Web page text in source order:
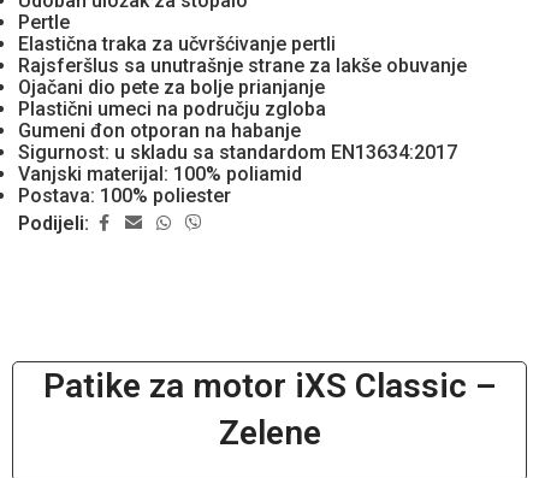
Pertle
Elastična traka za učvršćivanje pertli
Rajsferšlus sa unutrašnje strane za lakše obuvanje
Ojačani dio pete za bolje prianjanje
Plastični umeci na području zgloba
Gumeni đon otporan na habanje
Sigurnost: u skladu sa standardom EN13634:2017
Vanjski materijal: 100% poliamid
Postava: 100% poliester
Podijeli:
Patike za motor iXS Classic –
Zelene